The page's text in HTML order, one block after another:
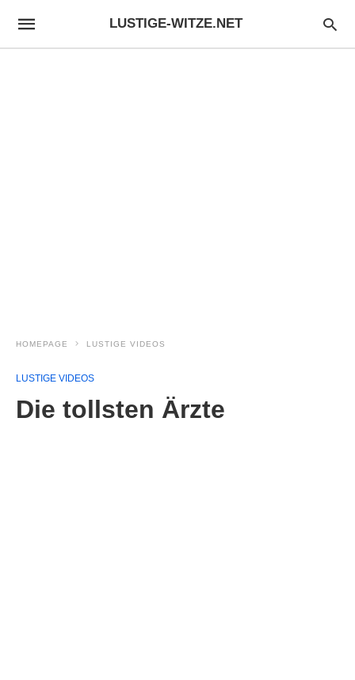
LUSTIGE-WITZE.NET
HOMEPAGE LUSTIGE VIDEOS
LUSTIGE VIDEOS
Die tollsten Ärzte